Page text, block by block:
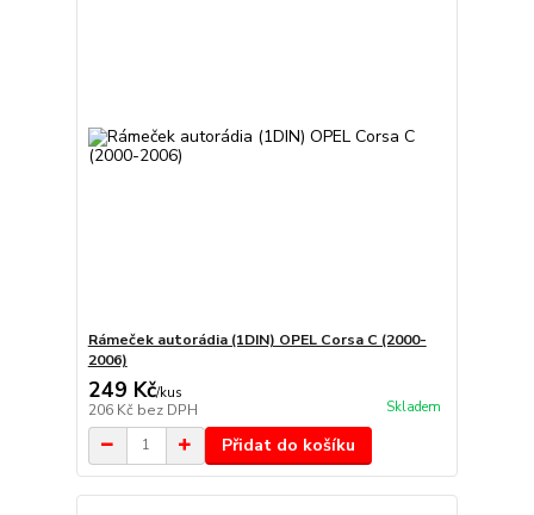
Rámeček autorádia (1DIN) OPEL Corsa C (2000-
2006)
249 Kč/kus
206 Kč bez DPH Skladem
Přidat do košíku